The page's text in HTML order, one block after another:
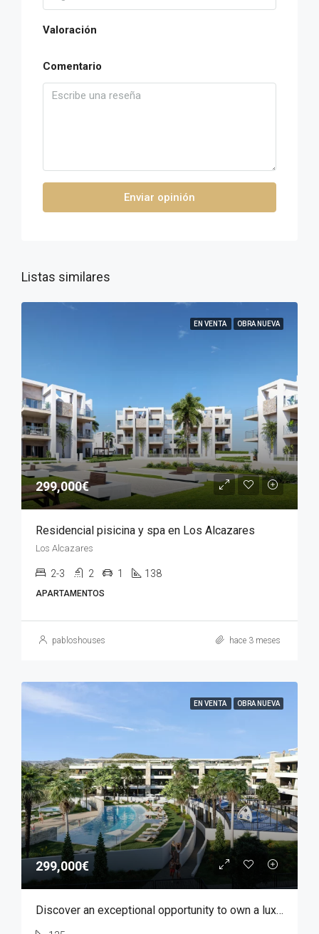
Valoración
Comentario
Enviar opinión
Listas similares
EN VENTA OBRA NUEVA
299,000€
Residencial pisicina y spa en Los Alcazares
Los Alcazares
2-3 2 1 138
APARTAMENTOS
pabloshouses hace 3 meses
EN VENTA OBRA NUEVA
299,000€
Discover an exceptional opportunity to own a luxury apartment in Font del Llop, one of the most prestigious residential golf resorts in the Costa Blanca region.